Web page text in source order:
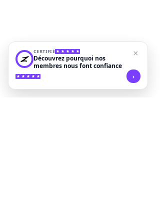
CERTIFIÉ
Découvrez pourquoi nos
membres nous font confiance
×
›